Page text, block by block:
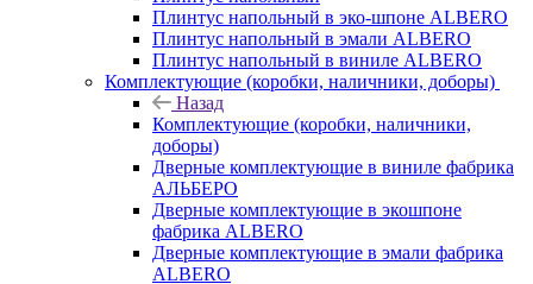
Плинтус напольный в эко-шпоне ALBERO
Плинтус напольный в эмали ALBERO
Плинтус напольный в виниле ALBERO
Комплектующие (коробки, наличники, доборы)
Назад
Комплектующие (коробки, наличники,
доборы)
Дверные комплектующие в виниле фабрика
АЛЬБЕРО
Дверные комплектующие в экошпоне
фабрика ALBERO
Дверные комплектующие в эмали фабрика
ALBERO